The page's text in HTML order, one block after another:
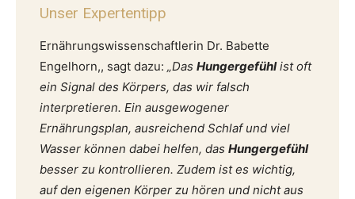
Unser Expertentipp
Ernährungswissenschaftlerin Dr. Babette
Engelhorn,, sagt dazu: „Das Hungergefühlist oft
ein Signal des Körpers, das wir falsch
interpretieren. Ein ausgewogener
Ernährungsplan, ausreichend Schlaf und viel
Wasser können dabei helfen, das Hungergefühl
besser zu kontrollieren. Zudem ist es wichtig,
auf den eigenen Körper zu hören und nicht aus